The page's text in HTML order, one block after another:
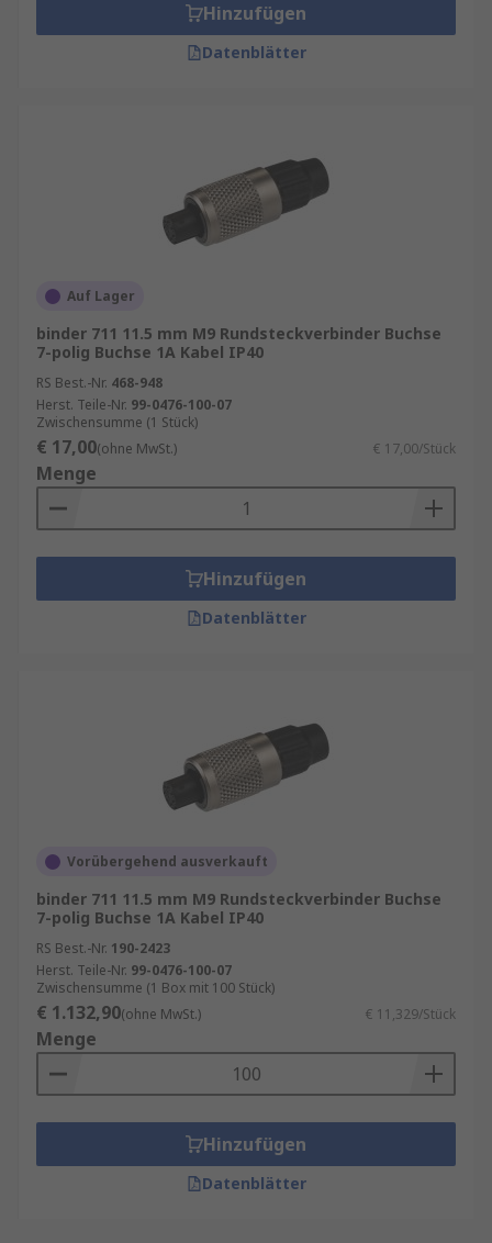
Hinzufügen
Datenblätter
Auf Lager
binder 711 11.5 mm M9 Rundsteckverbinder Buchse
7-polig Buchse 1A Kabel IP40
RS Best.-Nr. 468-948
Herst. Teile-Nr. 99-0476-100-07
Zwischensumme (1 Stück)
€ 17,00(ohne MwSt.) € 17,00/Stück
Menge
Hinzufügen
Datenblätter
Vorübergehend ausverkauft
binder 711 11.5 mm M9 Rundsteckverbinder Buchse
7-polig Buchse 1A Kabel IP40
RS Best.-Nr. 190-2423
Herst. Teile-Nr. 99-0476-100-07
Zwischensumme (1 Box mit 100 Stück)
€ 1.132,90(ohne MwSt.) € 11,329/Stück
Menge
Hinzufügen
Datenblätter